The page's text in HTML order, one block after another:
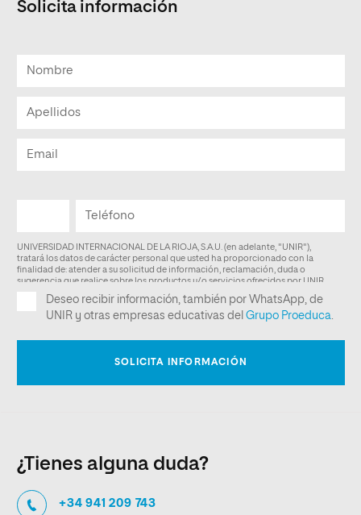
Solicita información
¿Tienes alguna duda?
+34 941 209 743